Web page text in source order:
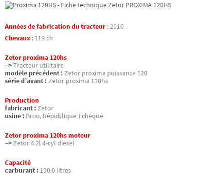
Années de fabrication du tracteur :2016 –
Chevaux : 119 ch
Zetor proxima 120hs
–>Tracteur utilitaire
modèle précédent :Zetor proxima puissance 120
série d’avant :Zetor proxima 110hs
Production
fabricant :Zetor
usine : Brno, République Tchèque
Zetor proxima 120hs moteur
–>Zetor 4.2l 4-cyl diesel
Capacité
carburant : 190.0 litres